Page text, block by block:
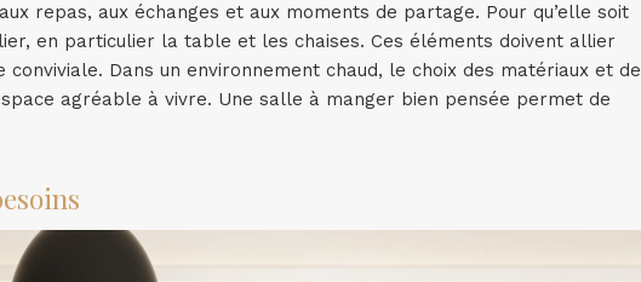
repas, aux échanges et aux moments de partage. Pour qu’elle soit
en particulier la table et les chaises. Ces éléments doivent allier
Dans un environnement chaud, le choix des matériaux et de
agréable à vivre. Une salle à manger bien pensée permet de